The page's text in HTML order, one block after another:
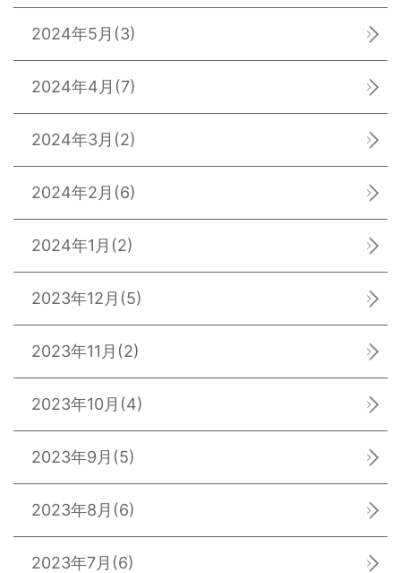
2024年5月 (3)
2024年4月 (7)
2024年3月 (2)
2024年2月 (6)
2024年1月 (2)
2023年12月 (5)
2023年11月 (2)
2023年10月 (4)
2023年9月 (5)
2023年8月 (6)
2023年7月 (6)